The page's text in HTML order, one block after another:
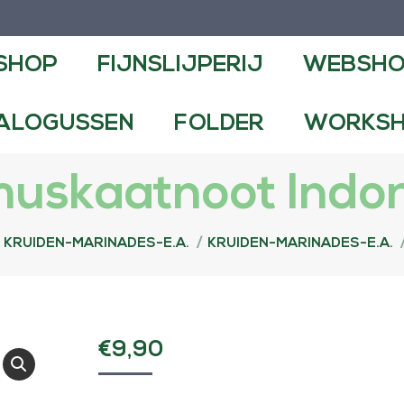
FIJNSLIJPERIJ
FOLDER
KRUIDEN-MARINADES-E.A. KRUIDEN-MARINADES-E.A.
€9,90